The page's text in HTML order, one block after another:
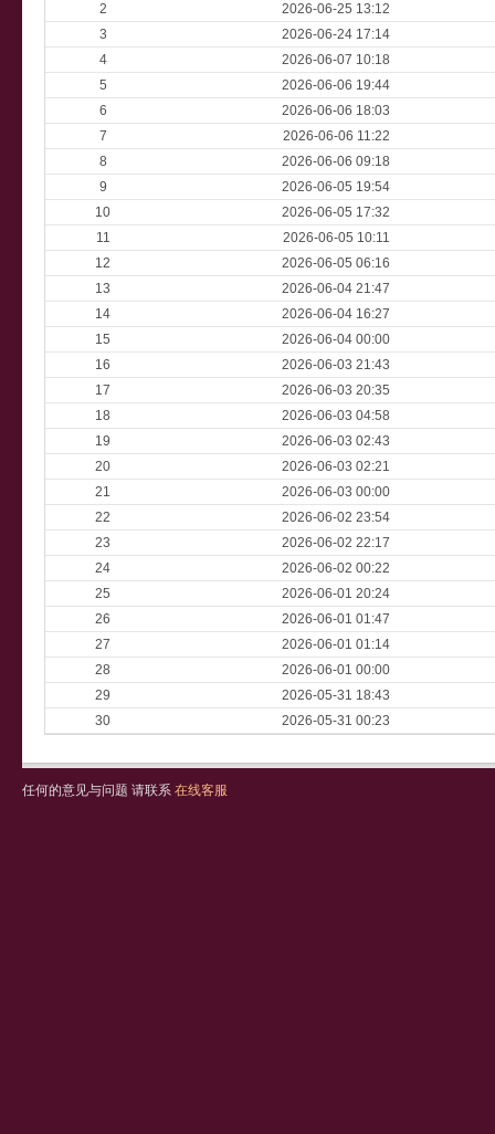
2
2026-06-25 13:12
3
2026-06-24 17:14
4
2026-06-07 10:18
5
2026-06-06 19:44
6
2026-06-06 18:03
7
2026-06-06 11:22
8
2026-06-06 09:18
9
2026-06-05 19:54
10
2026-06-05 17:32
11
2026-06-05 10:11
12
2026-06-05 06:16
13
2026-06-04 21:47
14
2026-06-04 16:27
15
2026-06-04 00:00
16
2026-06-03 21:43
17
2026-06-03 20:35
18
2026-06-03 04:58
19
2026-06-03 02:43
20
2026-06-03 02:21
21
2026-06-03 00:00
22
2026-06-02 23:54
23
2026-06-02 22:17
24
2026-06-02 00:22
25
2026-06-01 20:24
26
2026-06-01 01:47
27
2026-06-01 01:14
28
2026-06-01 00:00
29
2026-05-31 18:43
30
2026-05-31 00:23
任何的意见与问题 请联系 在线客服